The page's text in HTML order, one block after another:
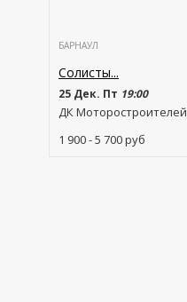
БАРНАУЛ
Солисты...
25 Дек. Пт 19:00
ДК Моторостроителей
1 900 - 5 700руб